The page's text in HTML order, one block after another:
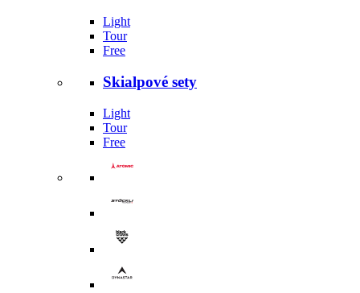
Light
Tour
Free
Skialpové sety
Light
Tour
Free